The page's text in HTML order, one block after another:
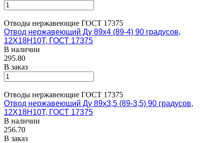
Отводы нержавеющие ГОСТ 17375
Отвод нержавеющий Ду 89х4 (89-4) 90 градусов,
12Х18Н10Т, ГОСТ 17375
В наличии
295.80
В заказ
Отводы нержавеющие ГОСТ 17375
Отвод нержавеющий Ду 89х3,5 (89-3,5) 90 градусов,
12Х18Н10Т, ГОСТ 17375
В наличии
256.70
В заказ